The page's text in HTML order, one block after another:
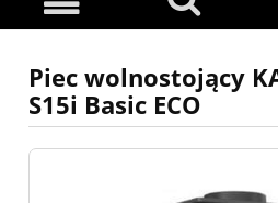
Piec wolnostojący
S15i Basic ECO